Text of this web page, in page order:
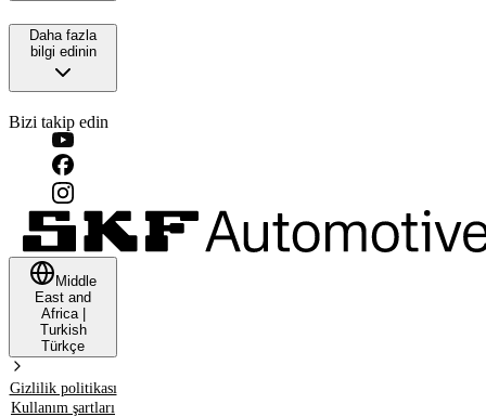
Daha fazla
bilgi edinin
Bizi takip edin
Middle
East and
Africa|
Turkish
Türkçe
Gizlilik politikası
Kullanım şartları